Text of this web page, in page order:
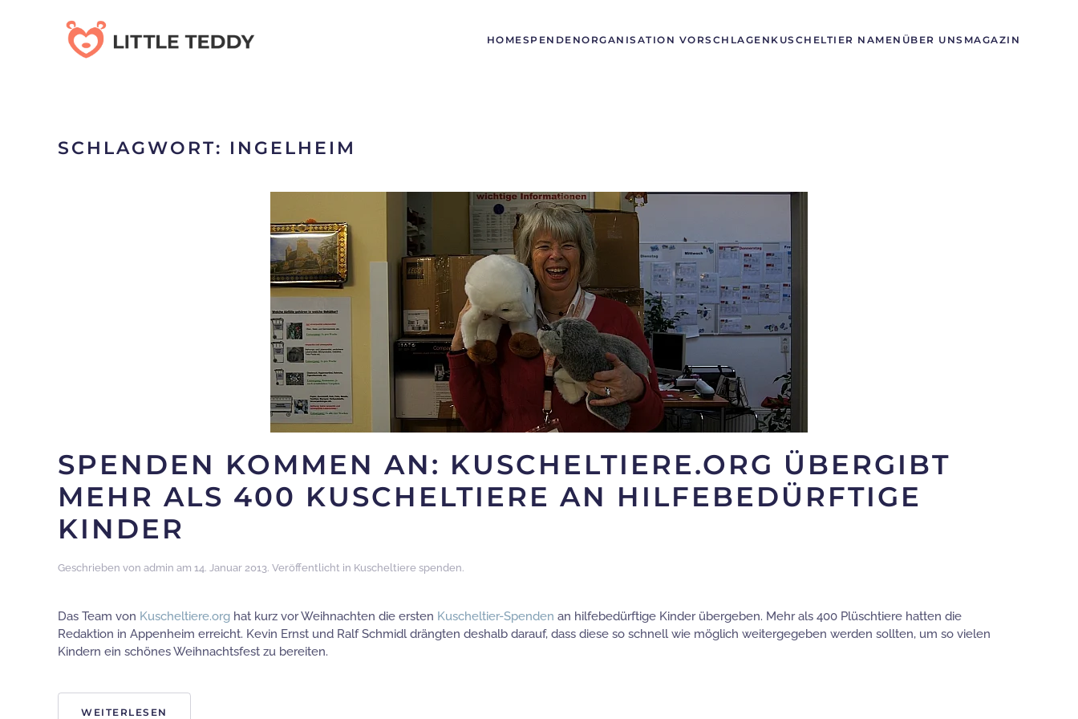
HOMESPENDENORGANISATION VORSCHLAGEN KUSCHELTIER NAMEN ÜBER UNS MAGAZIN
SCHLAGWORT: INGELHEIM
SPENDEN KOMMEN AN: KUSCHELTIERE.ORG ÜBERGIBT
MEHR ALS 400 KUSCHELTIERE AN HILFEBEDÜRFTIGE
KINDER
Geschrieben von admin am 14. Januar 2013. Veröffentlicht in Kuscheltiere spenden.
Das Team von Kuscheltiere.org hat kurz vor Weihnachten die ersten Kuscheltier-Spenden an hilfebedürftige Kinder übergeben. Mehr als 400 Plüschtiere hatten die
Redaktion in Appenheim erreicht. Kevin Ernst und Ralf Schmidl drängten deshalb darauf, dass diese so schnell wie möglich weitergegeben werden sollten, um so vielen
Kindern ein schönes Weihnachtsfest zu bereiten.
WEITERLESEN